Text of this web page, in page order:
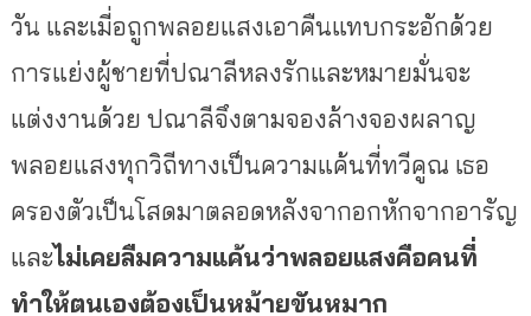
วัน และเมี่อถูกพลอยแสงเอาคืนแทบกระอักด้วย
การแย่งผู้ชายที่ปณาลีหลงรักและหมายมั่นจะ
แต่งงานด้วย ปณาลีจึงตามจองล้างจองผลาญ
พลอยแสงทุกวิถีทางเป็นความแค้นที่ทวีคูณ เธอ
ครองตัวเป็นโสดมาตลอดหลังจากอกหักจากอารัญ
และไม่เคยลืมความแค้นว่าพลอยแสงคือคนที่
ทำให้ตนเองต้องเป็นหม้ายขันหมาก